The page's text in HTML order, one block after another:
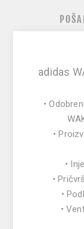
adidas
•
•
•
•
•
•